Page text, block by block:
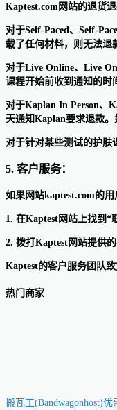
Kaptest.com网站的退货退
对于Self-Paced、Self-
载了任何材料，则无法退
对于Live Online、Live
课程开始前收到通知的时
对于Kaplan In Person、
天通知Kaplan要求退款。
对于针对某些测试的护肤
5. 客户服务：
如果网站kaptest.com的
1. 在Kaptest网站上找到“
2. 拨打Kaptest网站提供
Kaptest的客户服务团队
热门商家
搬瓦工(Bandwagonhost)优